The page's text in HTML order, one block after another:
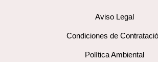
Aviso Legal
Condiciones de
Política Ambiental